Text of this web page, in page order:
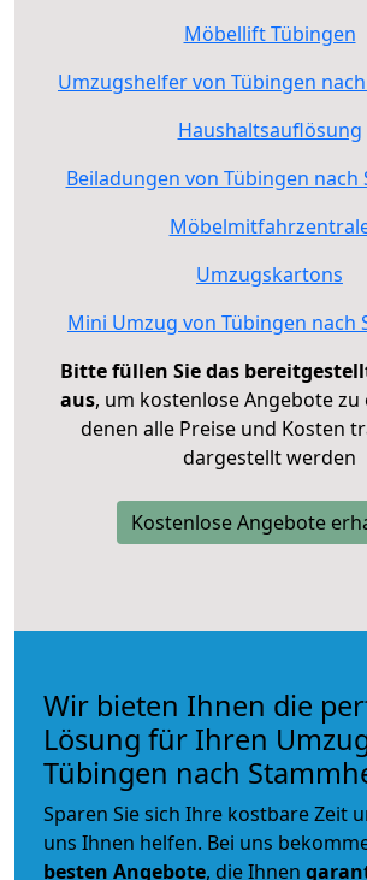
Möbellift Tübingen
Umzugshelfer von Tübingen
Haushaltsauflösung
Beiladungen von Tübingen nach
Umzugskartons
Mini Umzug von Tübingen nach
Bitte füllen Sie das
aus, um kostenlose Angebote zu
denen alle Preise und Kosten
dargestellt werden
Kostenlose Angebote
Wir bieten Ihnen die
Lösung für Ihren
Tübingen nach
Sparen Sie sich Ihre kostbare Zeit
uns Ihnen helfen. Bei uns
besten Angebote, die Ihnen